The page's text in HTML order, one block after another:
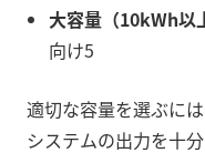
大容量（10kWh以
向け5
適切な容量を選ぶに
システムの出力を十